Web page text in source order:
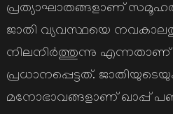
പ്രത്യാഘാതങ്ങളാണ്
ജാതി വ്യവസ്ഥയെ
നിലനിർത്തുന്നു
പ്രധാനപ്പെട്ടത്.
മനോഭാവങ്ങളാണ് ഖാപ്പ്